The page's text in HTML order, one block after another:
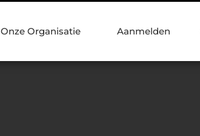
Onze Organisatie Aanmelden